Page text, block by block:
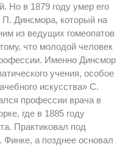
Но в 1879 году умер его
Динсмора, который на
из ведущих гомеопатов
что молодой человек
Именно Динсмор
учения, особое
искусства» С.
профессии врача в
где в 1885 году
Практиковал под
а позднее основал